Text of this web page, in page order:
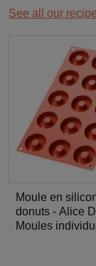
See all our
Moule en
donuts - Alice
Moules